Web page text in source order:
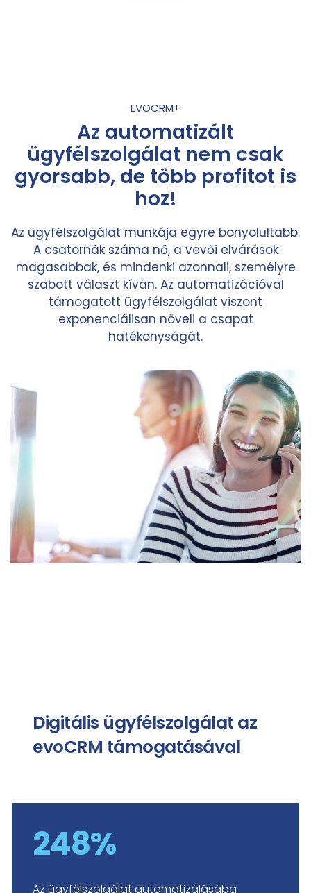
EVOCRM+
Az automatizált
ügyfélszolgálat nem csak
gyorsabb, de több profitot is
hoz!
Az ügyfélszolgálat munkája egyre bonyolultabb.
A csatornák száma nő, a vevői elvárások
magasabbak, és mindenki azonnali, személyre
szabott választ kíván. Az automatizációval
támogatott ügyfélszolgálat viszont
exponenciálisan növeli a csapat
hatékonyságát.
Digitális ügyfélszolgálat az
evoCRM támogatásával
248%
Az ügyfélszolgálat automatizálásába